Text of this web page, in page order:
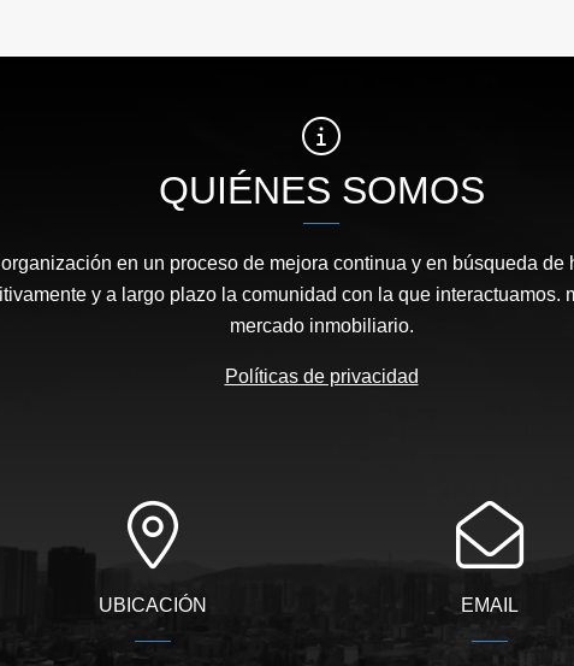
QUIÉNES SOMOS
en un proceso de mejora continua y en búsqueda de
y a largo plazo la comunidad con la que interactuamos.
mercado inmobiliario.
Políticas de privacidad
UBICACIÓN EMAIL